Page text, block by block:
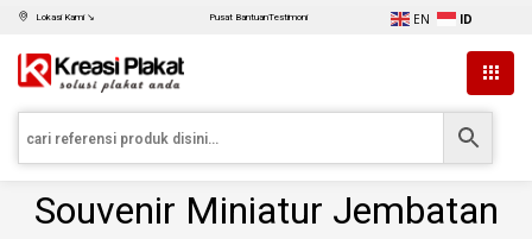
Lokasi Kami ↘ Pusat BantuanTestimoni EN ID
Souvenir Miniatur Jembatan